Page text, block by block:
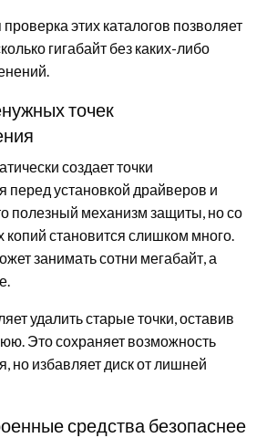
этих каталогов позволяет
гигабайт без каких-либо
точек
создает точки
перед установкой драйверов и
полезный механизм защиты, но со
копий становится слишком много.
занимать сотни мегабайт, а
удалить старые точки, оставив
Это сохраняет возможность
но избавляет диск от лишней
средства безопаснее